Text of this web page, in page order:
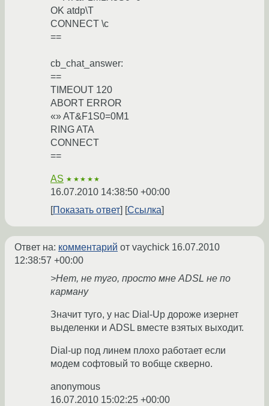
OK atdp\T
CONNECT \c
==
cb_chat_answer:
==
TIMEOUT 120
ABORT ERROR
«» AT&F1S0=0M1
RING ATA
CONNECT
==
AS ★★★★★
16.07.2010 14:38:50 +00:00
Показать ответ
Ссылка
Ответ на: комментарий от vaychick 16.07.2010
12:38:57 +00:00
>Нет, не туго, просто мне ADSL не по
карману
Значит туго, у нас Dial-Up дороже изернет
выделенки и ADSL вместе взятых выходит.
Dial-up под линем плохо работает если
модем софтовый то вобще скверно.
anonymous
16.07.2010 15:02:25 +00:00